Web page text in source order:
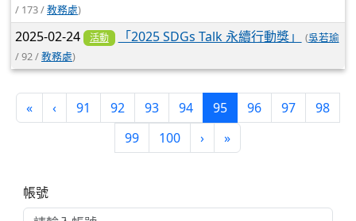
/ 173 /教務處)
2025-02-24 活動 「2025 SDGs Talk 永續行動獎」 (吳若瑜
/ 92 /教務處)
«第一頁
‹上一頁
91 92 93 94 95(目前頁次)
96 97
98
99
100 ›下一頁
»最後頁
帳號